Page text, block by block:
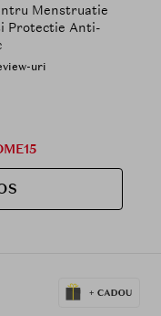
Menstruatie
Protectie Anti-
uri